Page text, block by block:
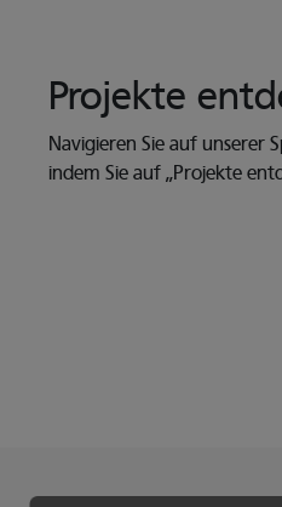
Projekte
Navigieren Sie auf unserer
indem Sie auf „Projekte